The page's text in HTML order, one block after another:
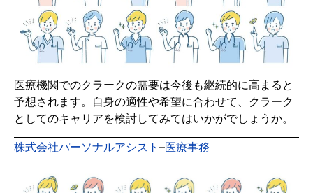
医療機関でのクラークの需要は今後も継続的に高まると
予想されます。自身の適性や希望に合わせて、クラーク
としてのキャリアを検討してみてはいかがでしょうか。
株式会社パーソナルアシスト –医療事務